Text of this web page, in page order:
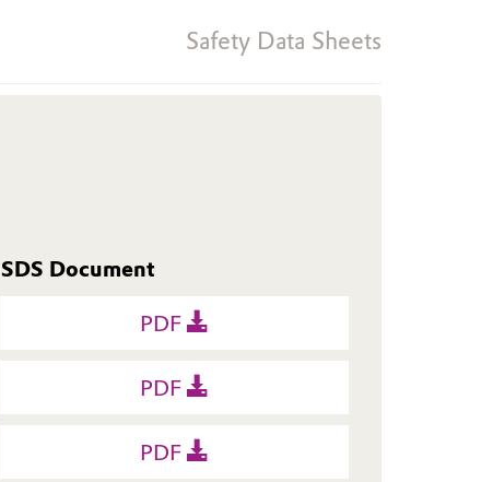
Safety Data Sheets
SDS Document
PDF
PDF
PDF